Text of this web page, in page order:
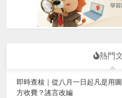
熱門
即時查核｜從八月一日起凡是用
方收費？謠言改編